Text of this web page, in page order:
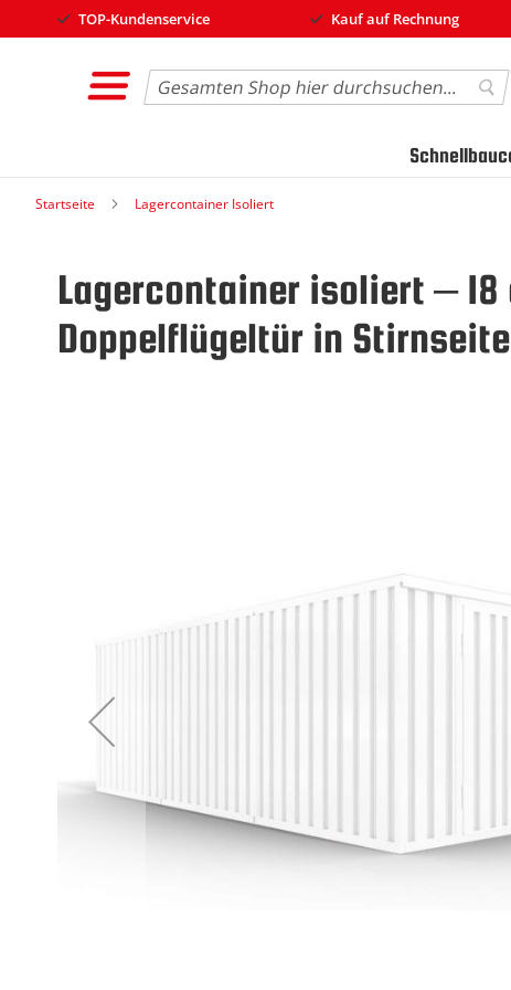
TOP-Kundenservice Kauf auf Rechnung
Search
Startseite Lagercontainer Isoliert
Lagercontainer isoliert – 18
Doppelflügeltür in